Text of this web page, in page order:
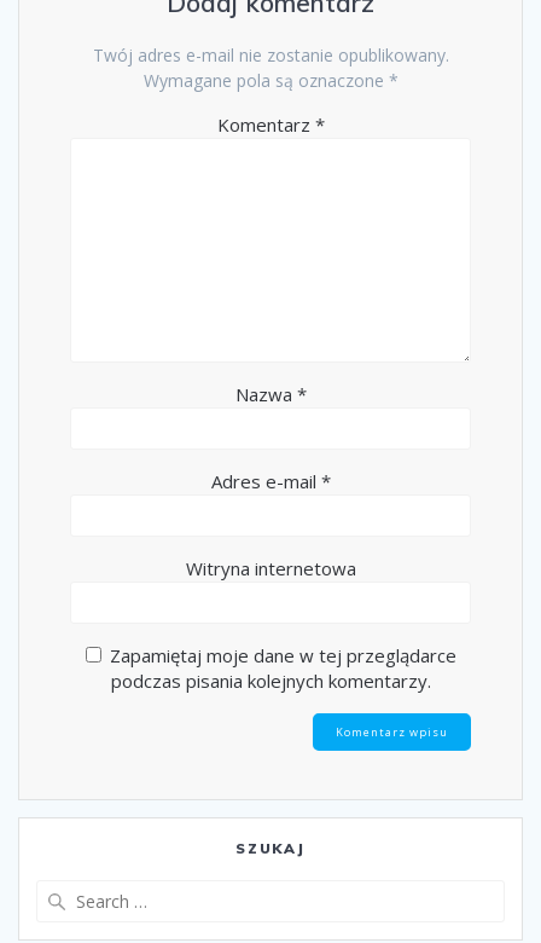
Twój adres e-mail nie zostanie opublikowany.
Wymagane pola są oznaczone *
Komentarz *
Nazwa *
Adres e-mail *
Witryna internetowa
Zapamiętaj moje dane w tej przeglądarce
podczas pisania kolejnych komentarzy.
SZUKAJ